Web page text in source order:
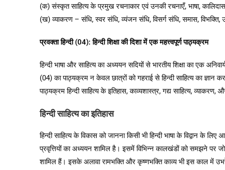
(क) संस्कृत साहित्य के प्रमुख रचनाकार एवं उनकी रचनाएँ, भाषा,
(ख) व्याकरण – संधि, स्वर संधि, व्यंजन संधि, विसर्ग संधि, समास,
प्रवक्ता हिन्दी (04): हिन्दी शिक्षा की दिशा में एक महत्त्वपूर्ण पाठ्यक्रम
हिन्दी भाषा और साहित्य का अध्ययन सदियों से भारतीय शिक्षा का एक
(04) का पाठ्यक्रम न केवल छात्रों को गहराई से हिन्दी साहित्य का ज्ञान
पाठ्यक्रम हिन्दी साहित्य के इतिहास, काव्यशास्त्र, गद्य साहित्य,
हिन्दी साहित्य का इतिहास
हिन्दी साहित्य के विकास को जानना किसी भी हिन्दी भाषा के विद्वान
प्रवृत्तियों का अध्ययन शामिल है। इसमें विभिन्न कालखंडों को समझने पर
शामिल हैं। इसके अलावा रामभक्ति और कृष्णभक्ति काव्य भी इस काल में